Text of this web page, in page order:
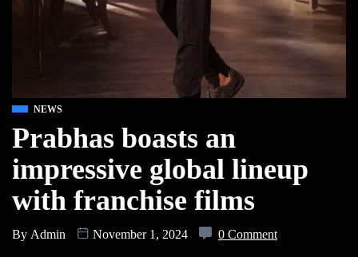
NEWS
Prabhas boasts an
impressive global lineup
with franchise films
By Admin November 1, 2024 0 Comment